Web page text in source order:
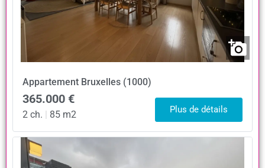
Appartement Bruxelles (1000)
365.000 €
2 ch. | 85 m2 Plus de détails